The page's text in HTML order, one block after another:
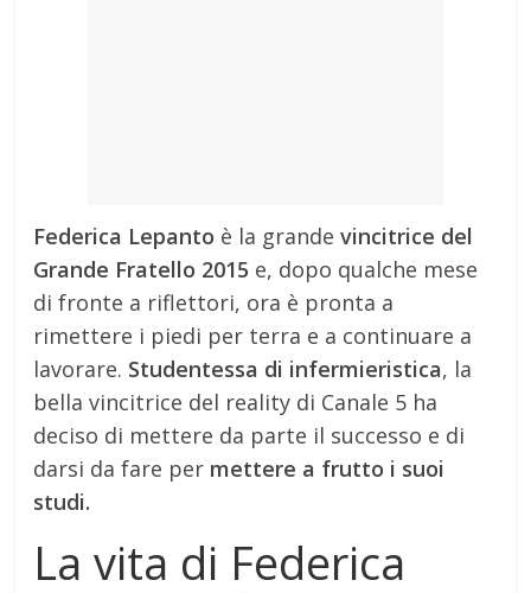
Federica Lepanto è la grande vincitrice del
Grande Fratello 2015 e, dopo qualche mese
di fronte a riflettori, ora è pronta a
rimettere i piedi per terra e a continuare a
lavorare. Studentessa di infermieristica, la
bella vincitrice del reality di Canale 5 ha
deciso di mettere da parte il successo e di
darsi da fare per mettere a frutto i suoi
studi.
La vita di Federica